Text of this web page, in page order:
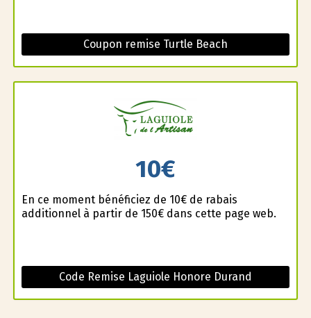
Coupon remise Turtle Beach
10€
En ce moment bénéficiez de 10€ de rabais
additionnel à partir de 150€ dans cette page web.
Code Remise Laguiole Honore Durand